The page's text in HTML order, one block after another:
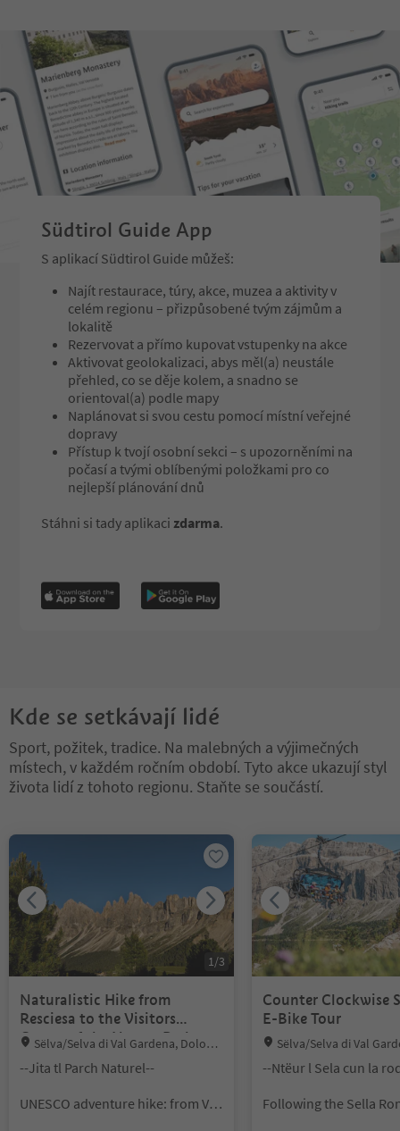
1920s, an elongated
igned on the
adapts to the natural
d and adjoins itself to
the existing hotel to
ached. The
upport structure was
aterials that suit the
andscape: dark
h wood in the
t spruce wood in the
k floors, quartzite,
lack steel, leather
ored materials. The
e wooden-clad facade
ies form as a "second
interior and exterior
Südtirol Guide App
S aplikací Südtirol Guide můžeš:
Najít restaurace, túry, akce, muzea a aktivity v
celém regionu – přizpůsobené tvým zájmům a
lokalitě
Rezervovat a přímo kupovat vstupenky na akce
Aktivovat geolokalizaci, abys měl(a) neustále
přehled, co se děje kolem, a snadno se
orientoval(a) podle mapy
Naplánovat si svou cestu pomocí místní veřejné
dopravy
Přístup k tvojí osobní sekci – s upozorněními na
počasí a tvými oblíbenými položkami pro co
nejlepší plánování dnů
Stáhni si tady aplikaci zdarma.
Kde se setkávají lidé
Sport, požitek, tradice. Na malebných a výjimečných
místech, v každém ročním období. Tyto akce ukazují styl
života lidí z tohoto regionu. Staňte se součástí.
1/3
Naturalistic Hike from
Resciesa to the Visitors
Centre of the Nature Park
Location:
Sëlva/Selva di Val Gardena, Dolomi
tes Region Val Gardena
--Jita tl Parch Naturel--
UNESCO adventure hike: from Val
Counter Clockwise
E-Bike Tour
Location:
Sëlva/Selva di Val
--Ntëur l Sela cun la
Following the Sella